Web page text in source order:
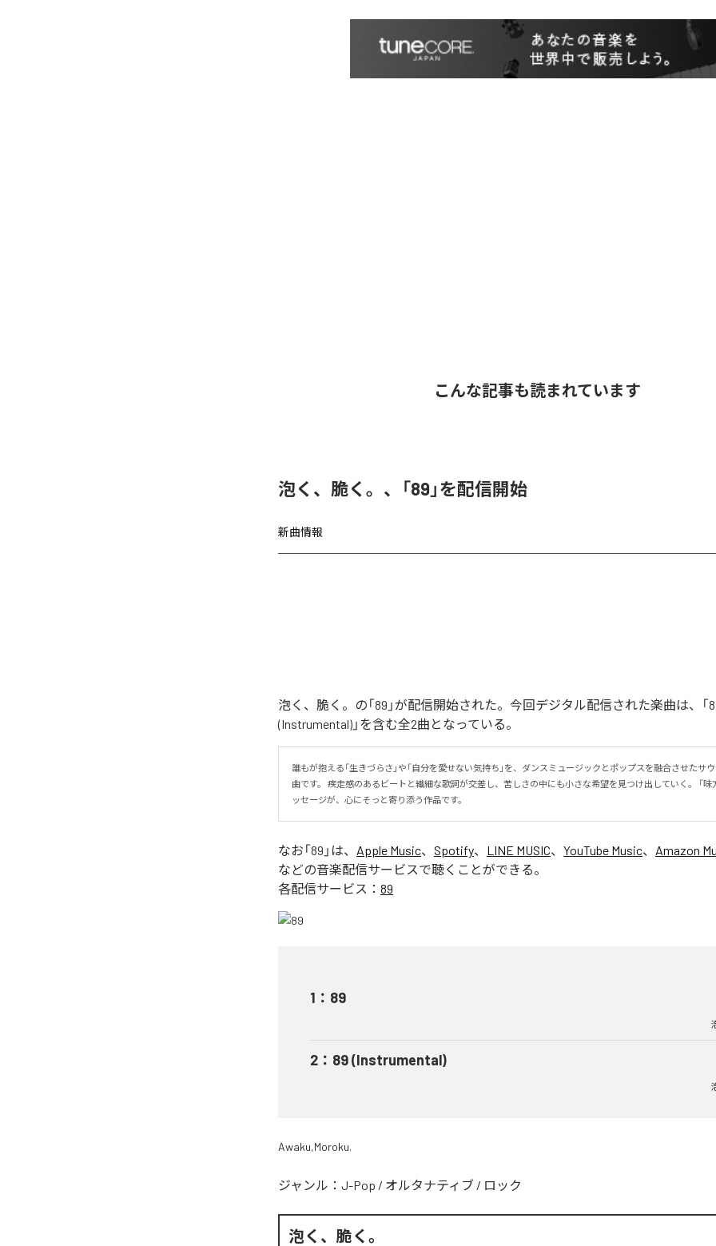
こんな記事も読まれています
泡く、脆く。、「89」を配信開始
新曲情報
泡く、脆く。の「89」が配信開始された。今回デジタル配信された楽曲は、「89
(Instrumental)」を含む全2曲となっている。
誰もが抱える「生きづらさ」や「自分を愛せない気持ち」を、ダンスミュージックとポップスを融合させたサ
曲です。 疾走感のあるビートと繊細な歌詞が交差し、苦しさの中にも小さな希望を見つけ出していく。 「味
ッセージが、心にそっと寄り添う作品です。
なお「89 」は、 Apple Music、 Spotify、 LINE MUSIC、 YouTube Music、 Amazon
などの音楽配信サービスで聴くことができる。
各配信サービス： 89
1 ： 89
2 ： 89 (Instrumental)
Awaku,Moroku.
ジャンル： J-Pop / オルタナティブ / ロック
泡く、脆く。